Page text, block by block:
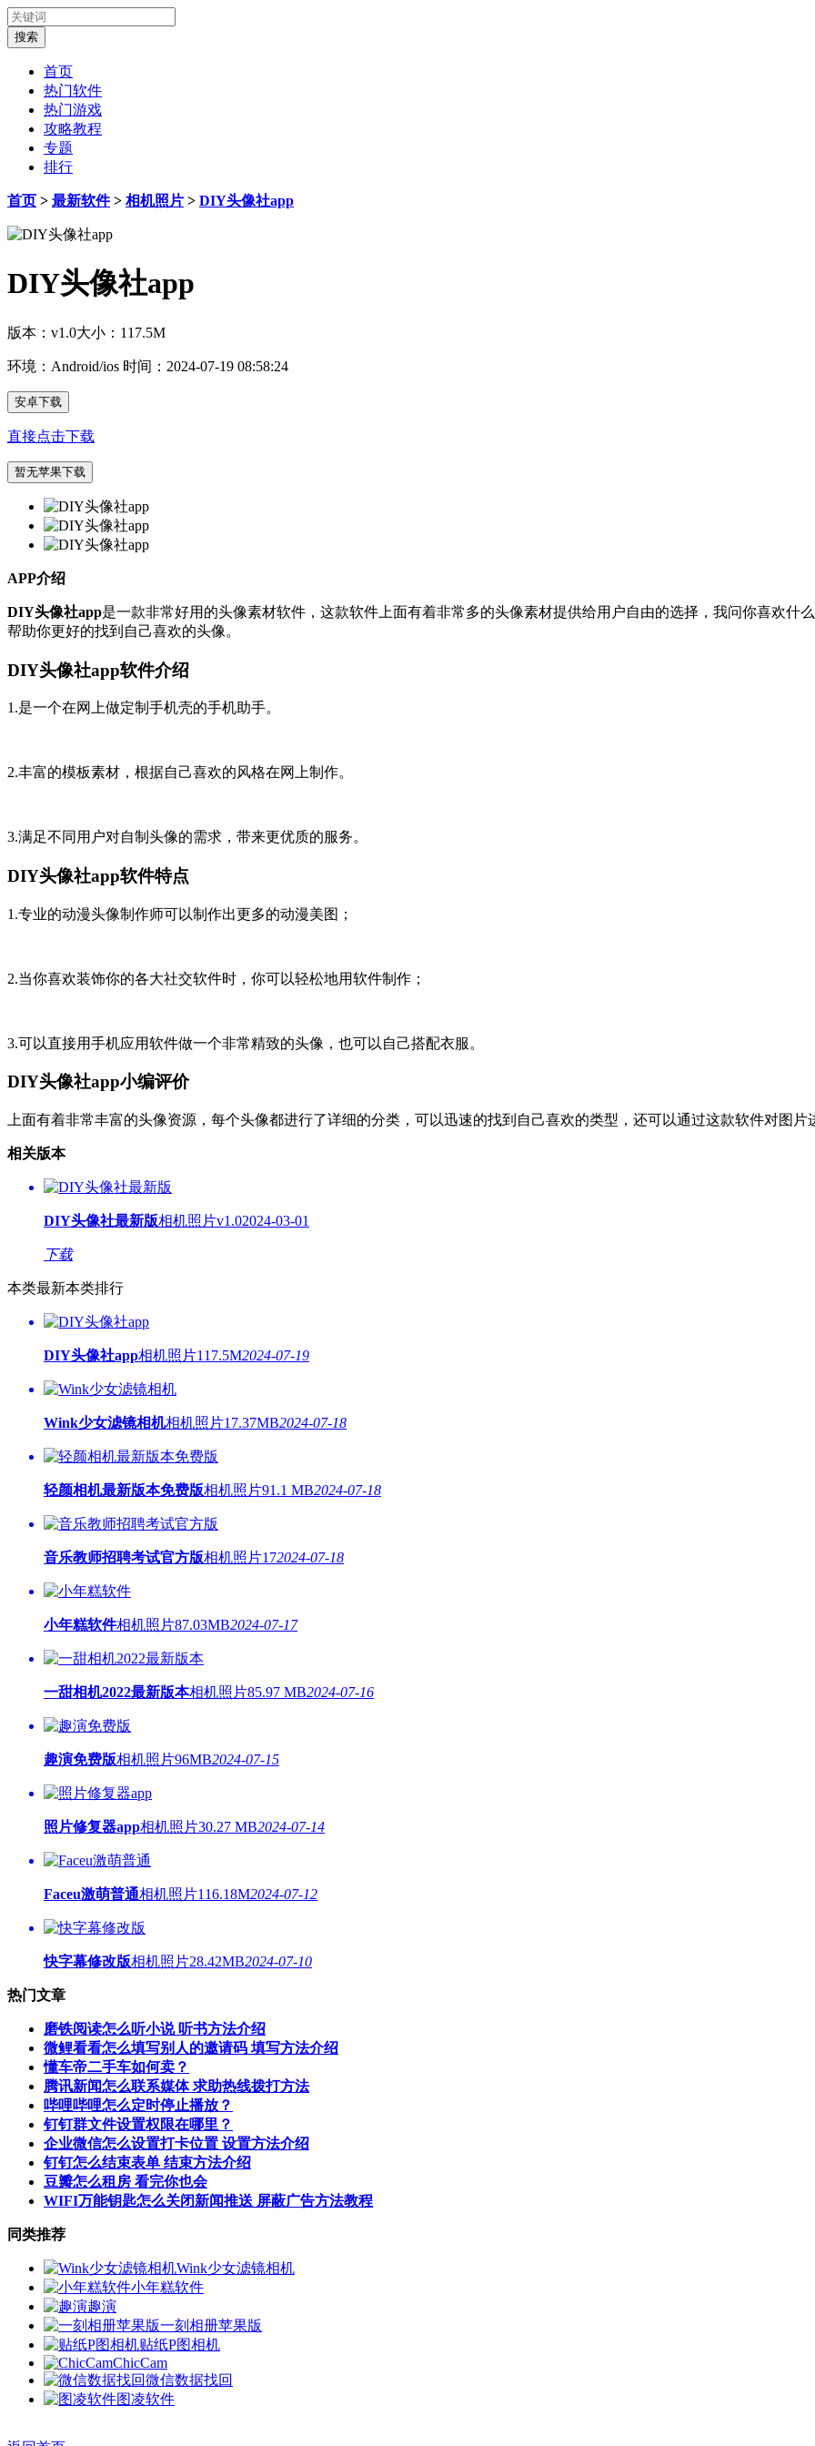
首页
热门软件
热门游戏
攻略教程
专题
排行
首页 > 最新软件> 相机照片 > DIY头像社app
DIY头像社app
版本：v1.0大小：117.5M
环境：Android/ios 时间：2024-07-19 08:58:24
安卓下载
直接点击下载
暂无苹果下载
APP介绍
DIY头像社app是一款非常好用的头像素材软件，这款软件上面有着非常多的头像素材提供给用户自由的选择，我问你喜欢什
帮助你更好的找到自己喜欢的头像。
DIY头像社app软件介绍
1.是一个在网上做定制手机壳的手机助手。
2.丰富的模板素材，根据自己喜欢的风格在网上制作。
3.满足不同用户对自制头像的需求，带来更优质的服务。
DIY头像社app软件特点
1.专业的动漫头像制作师可以制作出更多的动漫美图；
2.当你喜欢装饰你的各大社交软件时，你可以轻松地用软件制作；
3.可以直接用手机应用软件做一个非常精致的头像，也可以自己搭配衣服。
DIY头像社app小编评价
上面有着非常丰富的头像资源，每个头像都进行了详细的分类，可以迅速的找到自己喜欢的类型，还可以通过这款软件对图片
相关版本
DIY头像社最新版相机照片v1.02024-03-01
下载
本类最新本类排行
DIY头像社app相机照片117.5M2024-07-19
Wink少女滤镜相机相机照片17.37MB2024-07-18
轻颜相机最新版本免费版相机照片91.1 MB2024-07-18
音乐教师招聘考试官方版相机照片172024-07-18
小年糕软件相机照片87.03MB2024-07-17
一甜相机2022最新版本相机照片85.97 MB2024-07-16
趣演免费版相机照片96MB2024-07-15
照片修复器app相机照片30.27 MB2024-07-14
Faceu激萌普通相机照片116.18M2024-07-12
快字幕修改版相机照片28.42MB2024-07-10
热门文章
磨铁阅读怎么听小说 听书方法介绍
微鲤看看怎么填写别人的邀请码 填写方法介绍
懂车帝二手车如何卖？
腾讯新闻怎么联系媒体 求助热线拨打方法
哔哩哔哩怎么定时停止播放？
钉钉群文件设置权限在哪里？
企业微信怎么设置打卡位置 设置方法介绍
钉钉怎么结束表单 结束方法介绍
豆瓣怎么租房 看完你也会
WIFI万能钥匙怎么关闭新闻推送 屏蔽广告方法教程
同类推荐
Wink少女滤镜相机
小年糕软件
趣演
一刻相册苹果版
贴纸P图相机
ChicCam
微信数据找回
图凌软件